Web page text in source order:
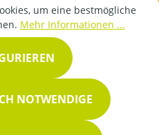
um eine bestmögliche
Mehr Informationen ...
NOTWENDIGE